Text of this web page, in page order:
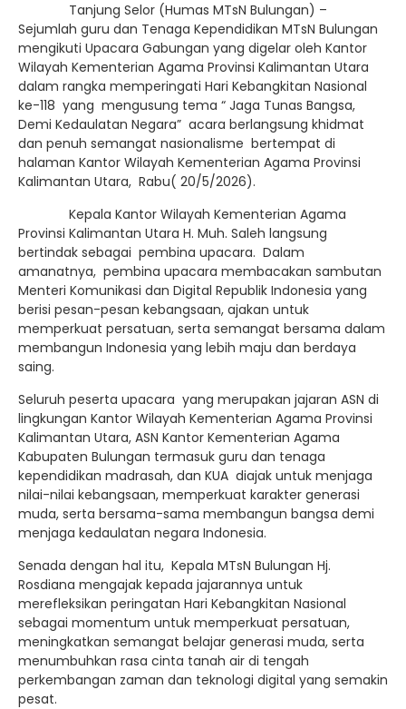
Tanjung Selor (Humas MTsN Bulungan) –
Sejumlah guru dan Tenaga Kependidikan MTsN Bulungan
mengikuti Upacara Gabungan yang digelar oleh Kantor
Wilayah Kementerian Agama Provinsi Kalimantan Utara
dalam rangka memperingati Hari Kebangkitan Nasional
ke-118 yang mengusung tema “ Jaga Tunas Bangsa,
Demi Kedaulatan Negara” acara berlangsung khidmat
dan penuh semangat nasionalisme bertempat di
halaman Kantor Wilayah Kementerian Agama Provinsi
Kalimantan Utara, Rabu( 20/5/2026).
Kepala Kantor Wilayah Kementerian Agama
Provinsi Kalimantan Utara H. Muh. Saleh langsung
bertindak sebagai pembina upacara. Dalam
amanatnya, pembina upacara membacakan sambutan
Menteri Komunikasi dan Digital Republik Indonesia yang
berisi pesan-pesan kebangsaan, ajakan untuk
memperkuat persatuan, serta semangat bersama dalam
membangun Indonesia yang lebih maju dan berdaya
saing.
Seluruh peserta upacara yang merupakan jajaran ASN di
lingkungan Kantor Wilayah Kementerian Agama Provinsi
Kalimantan Utara, ASN Kantor Kementerian Agama
Kabupaten Bulungan termasuk guru dan tenaga
kependidikan madrasah, dan KUA diajak untuk menjaga
nilai-nilai kebangsaan, memperkuat karakter generasi
muda, serta bersama-sama membangun bangsa demi
menjaga kedaulatan negara Indonesia.
Senada dengan hal itu, Kepala MTsN Bulungan Hj.
Rosdiana mengajak kepada jajarannya untuk
merefleksikan peringatan Hari Kebangkitan Nasional
sebagai momentum untuk memperkuat persatuan,
meningkatkan semangat belajar generasi muda, serta
menumbuhkan rasa cinta tanah air di tengah
perkembangan zaman dan teknologi digital yang semakin
pesat.